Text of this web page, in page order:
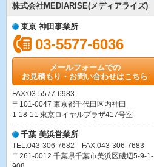
株式会社MEDIARISE(メディアライズ)
東京 神田事業所
03-5577-6036
メールフォームでの
お見積もり・お問い合わせはこちら
FAX:03-5577-6983
〒101-0047 東京都千代田区内神田
1-18-11 東京ロイヤルプラザ417号室
千葉 美浜営業所
TEL:043-306-7682 FAX:043-306-7683
〒261-0012 千葉県千葉市美浜区磯辺5-9-1-